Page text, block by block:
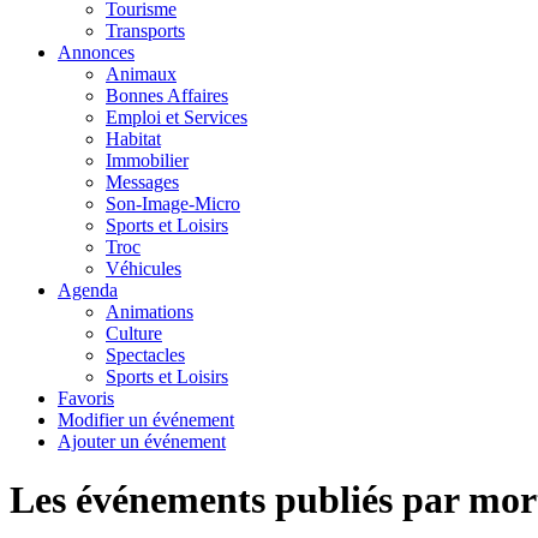
Tourisme
Transports
Annonces
Animaux
Bonnes Affaires
Emploi et Services
Habitat
Immobilier
Messages
Son-Image-Micro
Sports et Loisirs
Troc
Véhicules
Agenda
Animations
Culture
Spectacles
Sports et Loisirs
Favoris
Modifier un événement
Ajouter un événement
Les événements publiés par